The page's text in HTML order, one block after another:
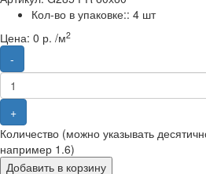
Кол-во в упаковке:: 4 шт
Цена: 0 р. /м2
-
+
Количество (можно указывать
например 1.6)
Добавить в корзину